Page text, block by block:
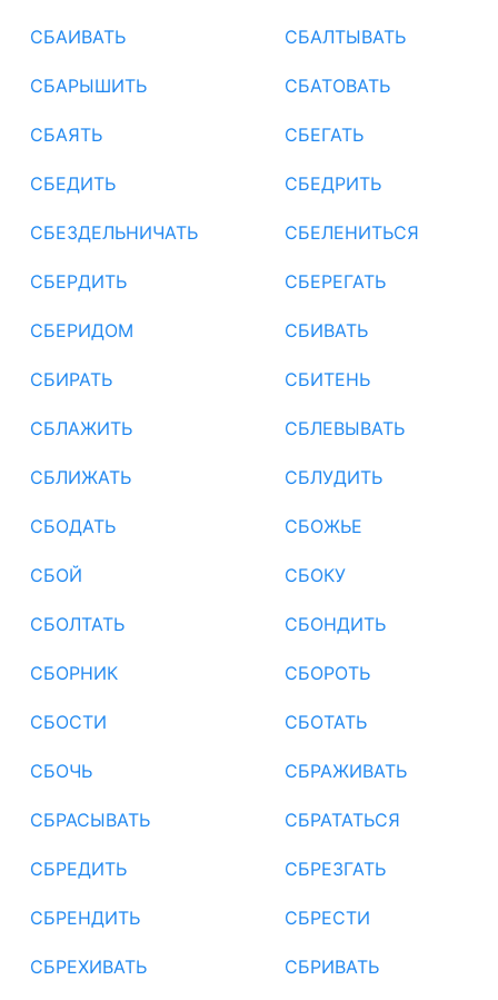
СБАИВАТЬ СБАЛТЫВАТЬ
СБАРЫШИТЬ СБАТОВАТЬ
СБАЯТЬ СБЕГАТЬ
СБЕДИТЬ СБЕДРИТЬ
СБЕЗДЕЛЬНИЧАТЬ СБЕЛЕНИТЬСЯ
СБЕРДИТЬ СБЕРЕГАТЬ
СБЕРИДОМ СБИВАТЬ
СБИРАТЬ СБИТЕНЬ
СБЛАЖИТЬ СБЛЕВЫВАТЬ
СБЛИЖАТЬ СБЛУДИТЬ
СБОДАТЬ СБОЖЬЕ
СБОЙ СБОКУ
СБОЛТАТЬ СБОНДИТЬ
СБОРНИК СБОРОТЬ
СБОСТИ СБОТАТЬ
СБОЧЬ СБРАЖИВАТЬ
СБРАСЫВАТЬ СБРАТАТЬСЯ
СБРЕДИТЬ СБРЕЗГАТЬ
СБРЕНДИТЬ СБРЕСТИ
СБРЕХИВАТЬ СБРИВАТЬ